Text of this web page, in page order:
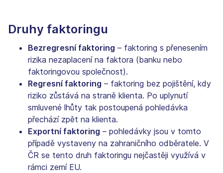
Druhy faktoringu
Bezregresní faktoring – faktoring s přenesením
rizika nezaplacení na faktora (banku nebo
faktoringovou společnost).
Regresní faktoring – faktoring bez pojištění, kdy
riziko zůstává na straně klienta. Po uplynutí
smluvené lhůty tak postoupená pohledávka
přechází zpět na klienta.
Exportní faktoring – pohledávky jsou v tomto
případě vystaveny na zahraničního odběratele. V
ČR se tento druh faktoringu nejčastěji využívá v
rámci zemí EU.